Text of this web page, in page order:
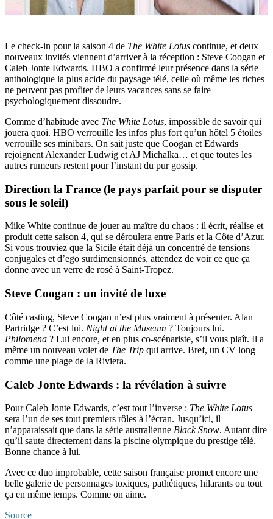
Le check-in pour la saison 4 de The White Lotus continue, et deux
nouveaux invités viennent d’arriver à la réception : Steve Coogan et
Caleb Jonte Edwards. HBO a confirmé leur présence dans la série
anthologique la plus acide du paysage télé, celle où même les riches
ne peuvent pas profiter de leurs vacances sans se faire
psychologiquement dissoudre.
Comme d’habitude avec The White Lotus, impossible de savoir qui
jouera quoi. HBO verrouille les infos plus fort qu’un hôtel 5 étoiles
verrouille ses minibars. On sait juste que Coogan et Edwards
rejoignent Alexander Ludwig et AJ Michalka… et que toutes les
autres rumeurs restent pour l’instant du pur gossip.
Direction la France (le pays parfait pour se disputer
sous le soleil)
Mike White continue de jouer au maître du chaos : il écrit, réalise et
produit cette saison 4, qui se déroulera entre Paris et la Côte d’Azur.
Si vous trouviez que la Sicile était déjà un concentré de tensions
conjugales et d’ego surdimensionnés, attendez de voir ce que ça
donne avec un verre de rosé à Saint-Tropez.
Steve Coogan : un invité de luxe
Côté casting, Steve Coogan n’est plus vraiment à présenter. Alan
Partridge ? C’est lui. Night at the Museum ? Toujours lui.
Philomena ? Lui encore, et en plus co-scénariste, s’il vous plaît. Il a
même un nouveau volet de The Trip qui arrive. Bref, un CV long
comme une plage de la Riviera.
Caleb Jonte Edwards : la révélation à suivre
Pour Caleb Jonte Edwards, c’est tout l’inverse : The White Lotus
sera l’un de ses tout premiers rôles à l’écran. Jusqu’ici, il
n’apparaissait que dans la série australienne Black Snow. Autant dire
qu’il saute directement dans la piscine olympique du prestige télé.
Bonne chance à lui.
Avec ce duo improbable, cette saison française promet encore une
belle galerie de personnages toxiques, pathétiques, hilarants ou tout
ça en même temps. Comme on aime.
Source